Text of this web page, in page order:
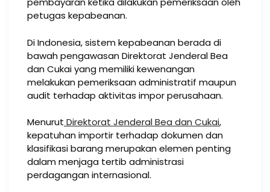
petugas kepabeanan.
Di Indonesia, sistem kepabeanan berada di
bawah pengawasan Direktorat Jenderal Bea
dan Cukai yang memiliki kewenangan
melakukan pemeriksaan administratif maupun
audit terhadap aktivitas impor perusahaan.
Menurut Direktorat Jenderal Bea dan Cukai,
kepatuhan importir terhadap dokumen dan
klasifikasi barang merupakan elemen penting
dalam menjaga tertib administrasi
perdagangan internasional.